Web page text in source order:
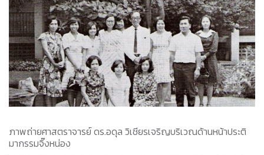
ภาพถ่ายศาสตราจารย์ ดร.อดุล วิเชียรเจริญบริเวณด้านหน้าประติ
มากรรมจิ๊งหน่อง